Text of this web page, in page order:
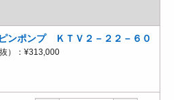
ンポンプ ＫＴＶ２－２２－６０
）： ¥313,000